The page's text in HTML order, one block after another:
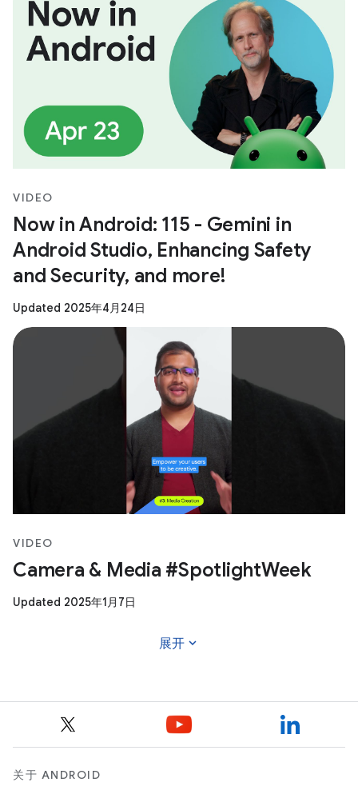
VIDEO
Now in Android: 115 - Gemini in
Android Studio, Enhancing Safety
and Security, and more!
Updated 2025年4月24日
VIDEO
Camera & Media #SpotlightWeek
Updated 2025年1月7日
展开 expand_more
关于 ANDROID